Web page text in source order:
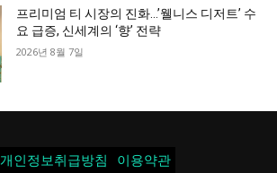
프리미엄 티 시장의 진화…’웰니스 디저트’ 수
요 급증, 신세계의 ‘향’ 전략
2026년 8월 7일
개인정보취급방침
이용약관